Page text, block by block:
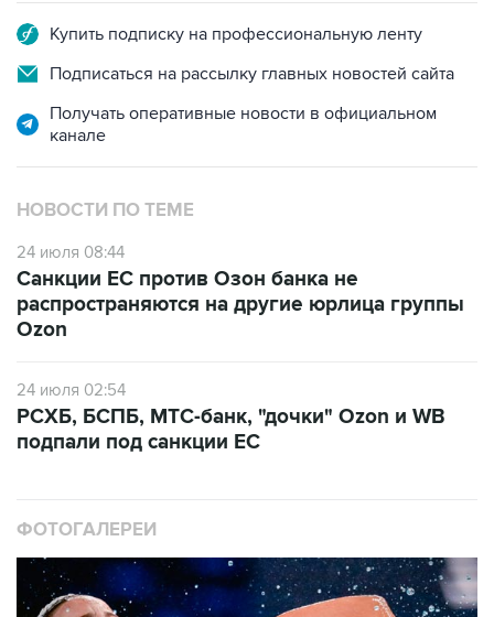
Купить подписку на профессиональную ленту
Подписаться на рассылку главных новостей сайта
Получать оперативные новости в официальном
канале
НОВОСТИ ПО ТЕМЕ
24 июля 08:44
Санкции ЕС против Озон банка не
распространяются на другие юрлица группы
Ozon
24 июля 02:54
РСХБ, БСПБ, МТС-банк, "дочки" Ozon и WB
подпали под санкции ЕС
ФОТОГАЛЕРЕИ